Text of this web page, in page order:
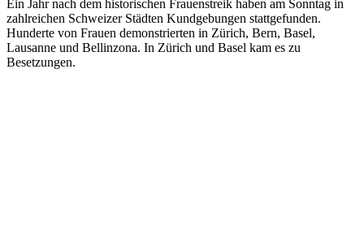
Ein Jahr nach dem historischen Frauenstreik haben am Sonntag in
zahlreichen Schweizer Städten Kundgebungen stattgefunden.
Hunderte von Frauen demonstrierten in Zürich, Bern, Basel,
Lausanne und Bellinzona. In Zürich und Basel kam es zu
Besetzungen.